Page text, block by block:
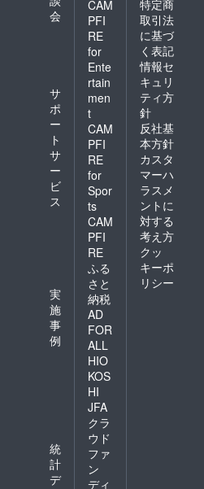
会
サ
ポ
ー
ト
サ
ー
ビ
ス
実
施
事
例
統
計
デ
CAM
PFI
RE
for
Ente
rtain
men
t
CAM
PFI
RE
for
Spor
ts
CAM
PFI
RE
ふる
さと
納税
AD
FOR
ALL
HIO
KOS
HI
JFA
クラ
ウド
ファ
ン
ディ
特定商
取引法
に基づ
く表記
情報セ
キュリ
ティ方
針
反社基
本方針
カスタ
マーハ
ラスメ
ントに
対する
考え方
クッ
キーポ
リシー